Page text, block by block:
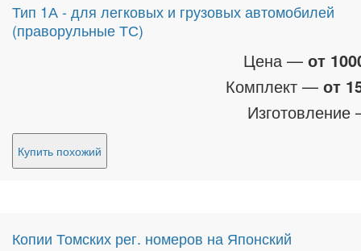
Тип 1А - для легковых и грузовых автомобилей
(праворульные ТС)
Цена — от
Комплект — от
Купить похожий
Копии Томских рег. номеров на Японский